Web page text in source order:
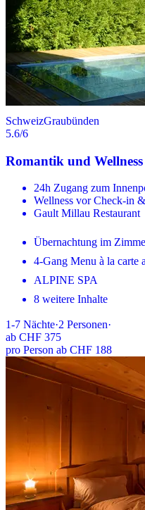
SchweizGraubünden
5.6/6
Romantik und
24h Zugang zum
Wellness vor Check-in
Gault Millau Restaurant
Übernachtung im
4-Gang Menu à la carte
ALPINE SPA
8 weitere Inhalte
1-7 Nächte·2 Personen·
ab CHF 375
pro Person ab CHF 188